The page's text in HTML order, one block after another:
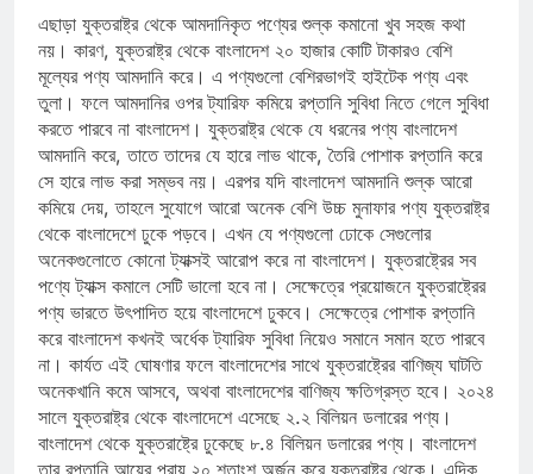
এছাড়া যুক্তরাষ্ট্র থেকে আমদানিকৃত পণ্যের শুল্ক কমানো খুব সহজ কথা
নয়। কারণ, যুক্তরাষ্ট্র থেকে বাংলাদেশ ২০ হাজার কোটি টাকারও বেশি
মূল্যের পণ্য আমদানি করে। এ পণ্যগুলো বেশিরভাগই হাইটেক পণ্য এবং
তুলা। ফলে আমদানির ওপর ট্যারিফ কমিয়ে রপ্তানি সুবিধা নিতে গেলে সুবিধা
করতে পারবে না বাংলাদেশ। যুক্তরাষ্ট্র থেকে যে ধরনের পণ্য বাংলাদেশ
আমদানি করে, তাতে তাদের যে হারে লাভ থাকে, তৈরি পোশাক রপ্তানি করে
সে হারে লাভ করা সম্ভব নয়। এরপর যদি বাংলাদেশ আমদানি শুল্ক আরো
কমিয়ে দেয়, তাহলে সুযোগে আরো অনেক বেশি উচ্চ মুনাফার পণ্য যুক্তরাষ্ট্র
থেকে বাংলাদেশে ঢুকে পড়বে। এখন যে পণ্যগুলো ঢোকে সেগুলোর
অনেকগুলোতে কোনো ট্যাক্সই আরোপ করে না বাংলাদেশ। যুক্তরাষ্ট্রের সব
পণ্যে ট্যাক্স কমালে সেটি ভালো হবে না। সেক্ষেত্রে প্রয়োজনে যুক্তরাষ্ট্রের
পণ্য ভারতে উৎপাদিত হয়ে বাংলাদেশে ঢুকবে। সেক্ষেত্রে পোশাক রপ্তানি
করে বাংলাদেশ কখনই অর্ধেক ট্যারিফ সুবিধা নিয়েও সমানে সমান হতে পারবে
না। কার্যত এই ঘোষণার ফলে বাংলাদেশের সাথে যুক্তরাষ্ট্রের বাণিজ্য ঘাটতি
অনেকখানি কমে আসবে, অথবা বাংলাদেশের বাণিজ্য ক্ষতিগ্রস্ত হবে। ২০২৪
সালে যুক্তরাষ্ট্র থেকে বাংলাদেশে এসেছে ২.২ বিলিয়ন ডলারের পণ্য।
বাংলাদেশ থেকে যুক্তরাষ্ট্রে ঢুকেছে ৮.৪ বিলিয়ন ডলারের পণ্য। বাংলাদেশ
তার রপ্তানি আয়ের প্রায় ২০ শতাংশ অর্জন করে যুক্তরাষ্ট্র থেকে। এদিক